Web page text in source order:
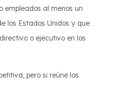
empleados al menos un
los Estados Unidos y que
o ejecutivo en los
pero si reúne los